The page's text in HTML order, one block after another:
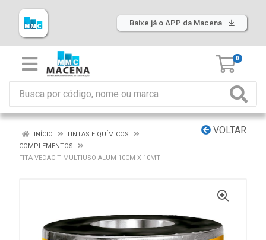
Baixe já o APP da Macena
0
VOLTAR
INÍCIO
TINTAS E QUÍMICOS
COMPLEMENTOS
FITA VEDACIT MULTIUSO ALUM 10CM X 10MT